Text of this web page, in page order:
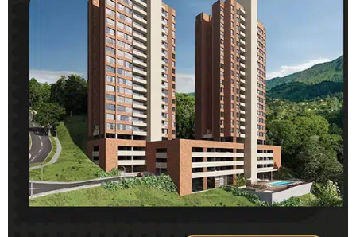
Diciembre, 2018